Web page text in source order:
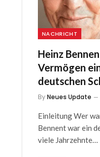
NACHRICHT
Heinz
Vermögen
deutschen
ByNeues Update
Einleitung Wer
Bennent war ein
viele Jahrzehnte…